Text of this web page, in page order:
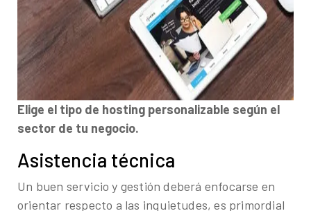
Elige el tipo de hosting personalizable según el
sector de tu negocio.
Asistencia técnica
Un buen servicio y gestión deberá enfocarse en
orientar respecto a las inquietudes, es primordial